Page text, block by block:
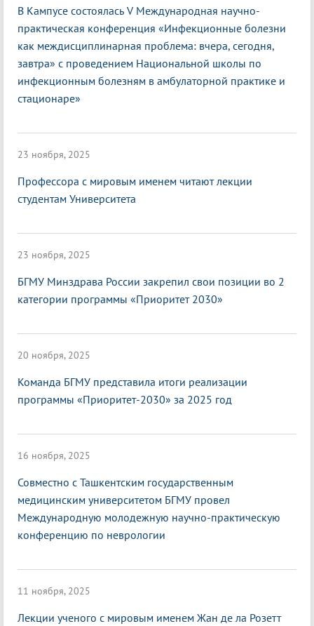
В Кампусе состоялась V Международная научно-
практическая конференция «Инфекционные болезни
как междисциплинарная проблема: вчера, сегодня,
завтра» с проведением Национальной школы по
инфекционным болезням в амбулаторной практике и
стационаре»
23 ноября, 2025
Профессора с мировым именем читают лекции
студентам Университета
23 ноября, 2025
БГМУ Минздрава России закрепил свои позиции во 2
категории программы «Приоритет 2030»
20 ноября, 2025
Команда БГМУ представила итоги реализации
программы «Приоритет-2030» за 2025 год
16 ноября, 2025
Совместно с Ташкентским государственным
медицинским университетом БГМУ провел
Международную молодежную научно-практическую
конференцию по неврологии
11 ноября, 2025
Лекции ученого с мировым именем Жан де ла Розетт